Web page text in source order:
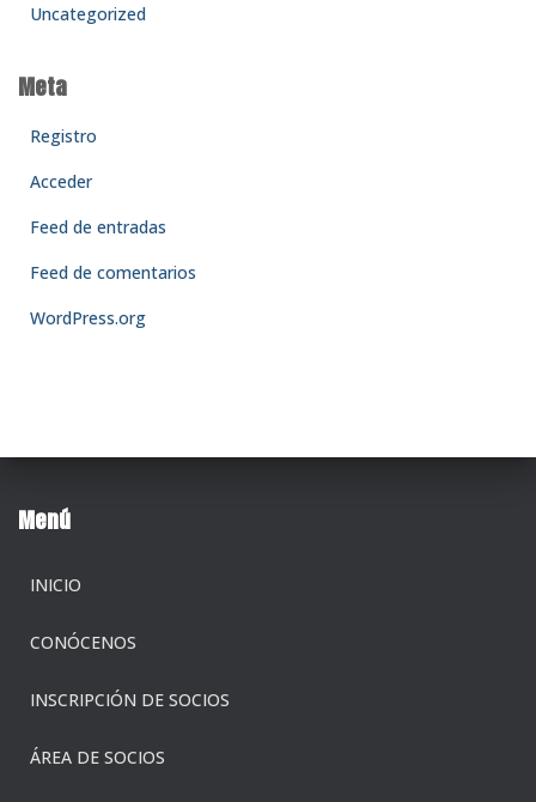
Uncategorized
Meta
Registro
Acceder
Feed de entradas
Feed de comentarios
WordPress.org
Menú
INICIO
CONÓCENOS
INSCRIPCIÓN DE SOCIOS
ÁREA DE SOCIOS